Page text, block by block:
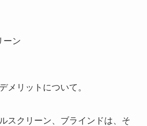
ーン
メリットについて。
スクリーン、ブラインドは、そ